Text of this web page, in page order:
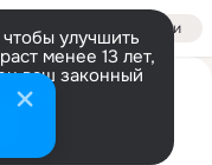
Войти
улучшить
менее 13 лет,
ваш законный
(40 лет)